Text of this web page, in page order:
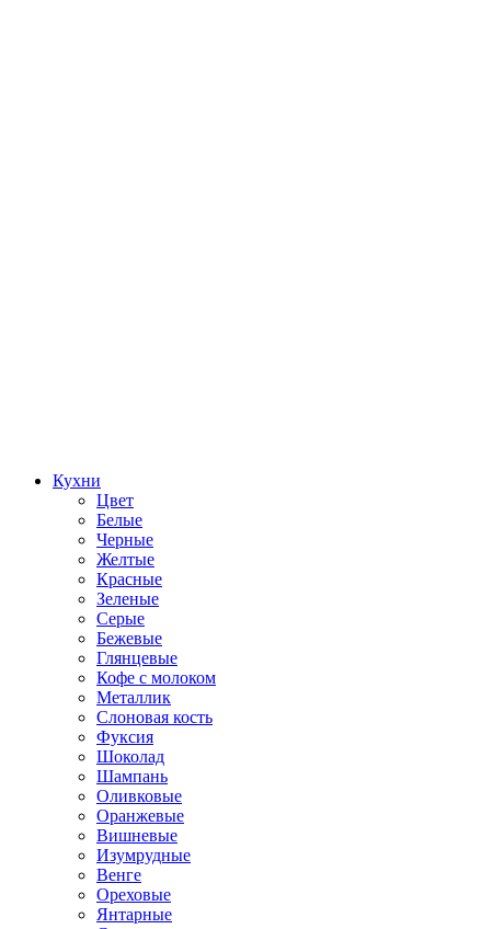
Кухни
Цвет
Белые
Черные
Желтые
Красные
Зеленые
Серые
Бежевые
Глянцевые
Кофе с молоком
Металлик
Слоновая кость
Фуксия
Шоколад
Шампань
Оливковые
Оранжевые
Вишневые
Изумрудные
Венге
Ореховые
Янтарные